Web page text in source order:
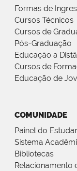
Formas de
Cursos Técnicos
Cursos de
Pós-Graduação
Educação a
Cursos de
Educação de
COMUNIDADE
Painel do
Sistema
Bibliotecas
Relacionamento